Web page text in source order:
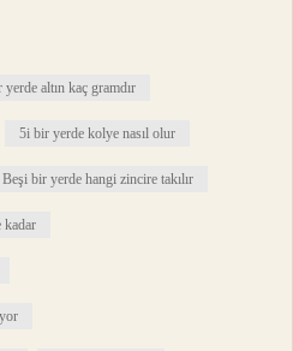
yerde altın kaç gramdır
5i bir yerde kolye nasıl olur
Beşi bir yerde hangi zincire takılır
kadar